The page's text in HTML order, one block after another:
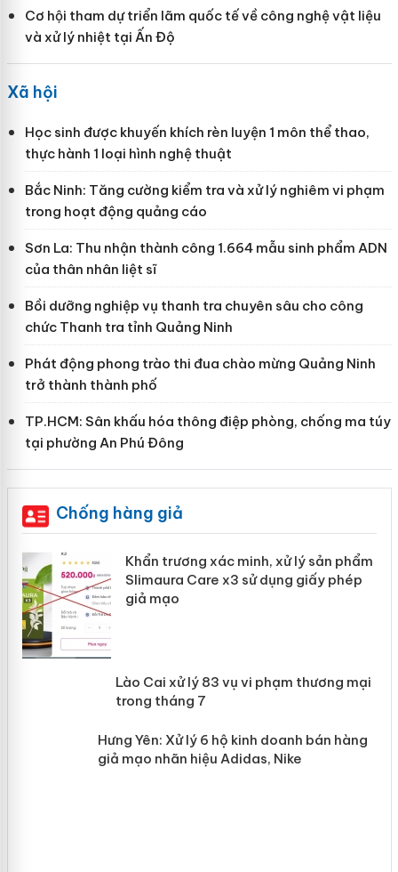
Cơ hội tham dự triển lãm quốc tế về công nghệ vật liệu
và xử lý nhiệt tại Ấn Độ
Xã hội
Học sinh được khuyến khích rèn luyện 1 môn thể thao,
thực hành 1 loại hình nghệ thuật
Bắc Ninh: Tăng cường kiểm tra và xử lý nghiêm vi phạm
trong hoạt động quảng cáo
Sơn La: Thu nhận thành công 1.664 mẫu sinh phẩm ADN
của thân nhân liệt sĩ
Bồi dưỡng nghiệp vụ thanh tra chuyên sâu cho công
chức Thanh tra tỉnh Quảng Ninh
Phát động phong trào thi đua chào mừng Quảng Ninh
trở thành thành phố
TP.HCM: Sân khấu hóa thông điệp phòng, chống ma túy
tại phường An Phú Đông
Chống hàng giả
Khẩn trương xác minh, xử lý sản phẩm
Slimaura Care x3 sử dụng giấy phép
giả mạo
Lào Cai xử lý 83 vụ vi phạm thương
mại trong tháng 7